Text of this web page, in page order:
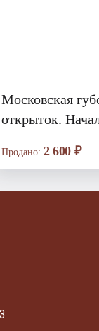
Московская
открыток.
Продано: 2 600 ₽